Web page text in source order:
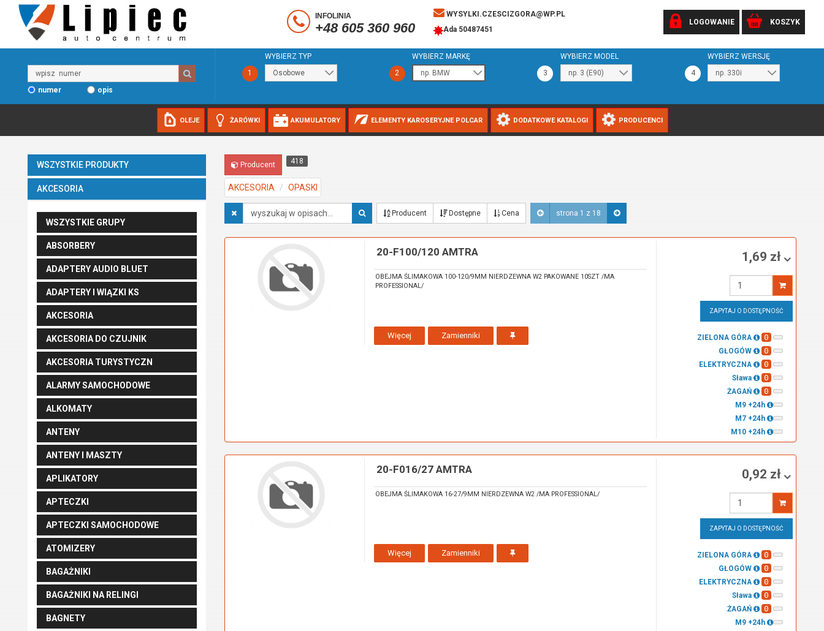
INFOLINIA
+48 605 360 960
WYSYLKI.CZESCIZGORA@WP.PL
Ada 50487451
KOSZYK
LOGOWANIE
Wpisz
numernumer opis
1
WYBIERZ TYP
2
WYBIERZ MARKĘ
3
WYBIERZ MODEL
4
WYBIERZ WERSJĘ
OLEJE ŻARÓWKI AKUMULATORY ELEMENTY KAROSERYJNE POLCAR DODATKOWE KATALOGI PRODUCENCI
WSZYSTKIE PRODUKTY
AKCESORIA
WSZYSTKIE GRUPY
ABSORBERY
ADAPTERY AUDIO BLUET
ADAPTERY I WIĄZKI KS
AKCESORIA
AKCESORIA DO CZUJNIK
AKCESORIA TURYSTYCZN
ALARMY SAMOCHODOWE
ALKOMATY
ANTENY
ANTENY I MASZTY
APLIKATORY
APTECZKI
APTECZKI SAMOCHODOWE
ATOMIZERY
BAGAŻNIKI
BAGAŻNIKI NA RELINGI
BAGNETY
Producent 418
AKCESORIA OPASKI
Producent Dostępne Cena strona 1 z 18
20-F100/120 AMTRA
OBEJMA ŚLIMAKOWA 100-120/9MM NIERDZEWNA W2 PAKOWANE 10SZT /MA
PROFESSIONAL/
Więcej Zamienniki
1,69 zł
Wprowadź
ZAPYTAJ O DOSTĘPNOŚĆ
ZIELONA GÓRA 0
GŁOGÓW 0
ELEKTRYCZNA 0
Sława 0
ŻAGAŃ 0
M9 +24h
M7 +24h
M10 +24h
20-F016/27 AMTRA
OBEJMA ŚLIMAKOWA 16-27/9MM NIERDZEWNA W2 /MA PROFESSIONAL/
Więcej Zamienniki
0,92 zł
Wprowadź
ZAPYTAJ O DOSTĘPNOŚĆ
ZIELONA GÓRA 0
GŁOGÓW 0
ELEKTRYCZNA 0
Sława 0
ŻAGAŃ 0
M9 +24h